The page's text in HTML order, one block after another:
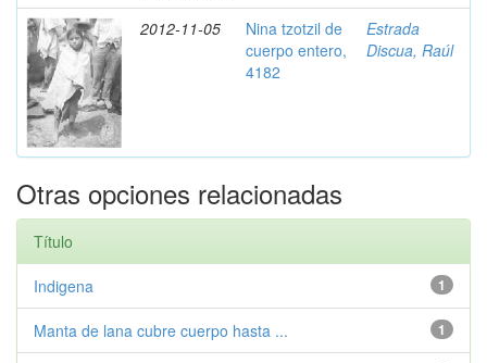
2012-11-05
Nina tzotzil de
cuerpo entero,
4182
Estrada
Discua, Raúl
Otras opciones relacionadas
Título
1
Indigena
1
Manta de lana cubre cuerpo hasta ...